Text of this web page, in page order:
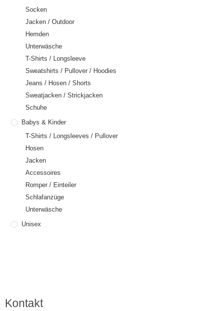
Socken
Jacken / Outdoor
Hemden
Unterwäsche
T-Shirts / Longsleeve
Sweatshirts / Pullover / Hoodies
Jeans / Hosen / Shorts
Sweatjacken / Strickjacken
Schuhe
Babys & Kinder
T-Shirts / Longsleeves / Pullover
Hosen
Jacken
Accessoires
Romper / Einteiler
Schlafanzüge
Unterwäsche
Unisex
Kontakt